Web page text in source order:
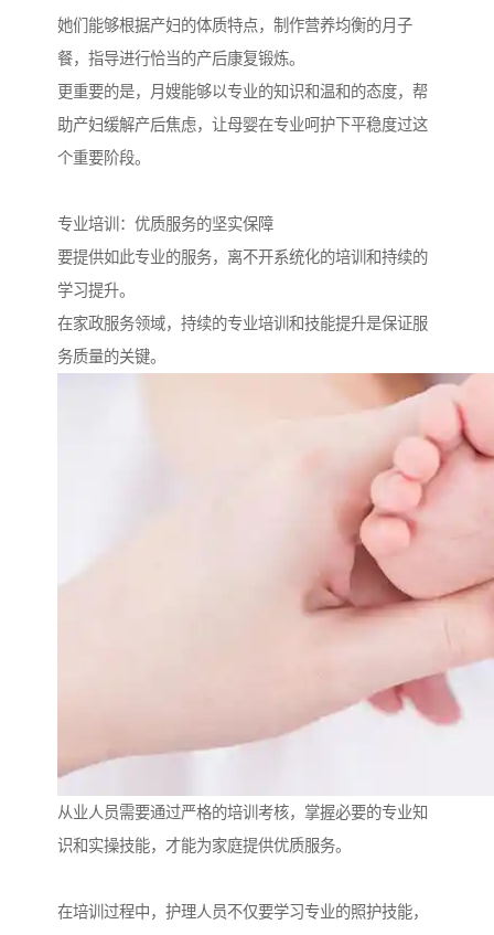
她们能够根据产妇的体质特点，制作营养均衡的月子
餐，指导进行恰当的产后康复锻炼。
更重要的是，月嫂能够以专业的知识和温和的态度，帮
助产妇缓解产后焦虑，让母婴在专业呵护下平稳度过这
个重要阶段。
专业培训：优质服务的坚实保障
要提供如此专业的服务，离不开系统化的培训和持续的
学习提升。
在家政服务领域，持续的专业培训和技能提升是保证服
务质量的关键。
从业人员需要通过严格的培训考核，掌握必要的专业知
识和实操技能，才能为家庭提供优质服务。
在培训过程中，护理人员不仅要学习专业的照护技能，